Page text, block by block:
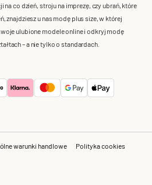
co dzień, stroju na imprezę, czy ubrań, które
znajdziesz u nas modę plus size, w której
ulubione modele online i odkryj modę
– a nie tylko o standardach.
warunki handlowe
Polityka cookies